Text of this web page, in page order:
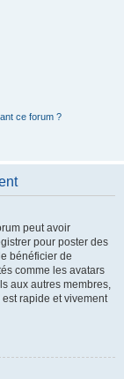
ce forum ?
peut avoir
pour poster des
bénéficier de
comme les avatars
aux autres membres,
est rapide et vivement